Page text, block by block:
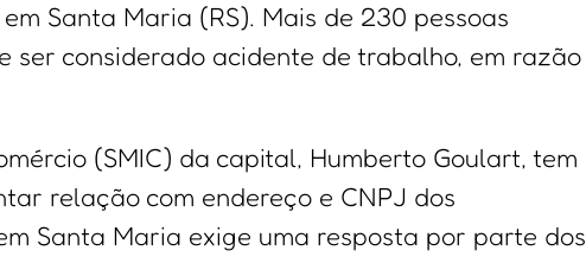
Santa Maria (RS). Mais de 230 pessoas
ser considerado acidente de trabalho, em razão
(SMIC) da capital, Humberto Goulart, tem
relação com endereço e CNPJ dos
Santa Maria exige uma resposta por parte dos